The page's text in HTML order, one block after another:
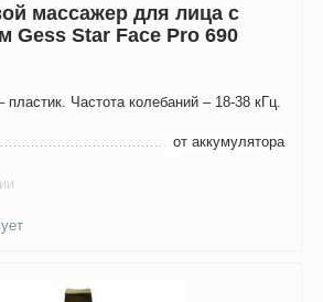
массажер для лица с
Star Face Pro 690
пластик. Частота колебаний – 18-38 кГц.
от аккумулятора